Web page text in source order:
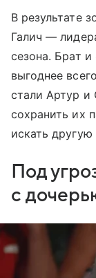
В результате
Галич —
сезона. Брат и
выгоднее
стали Артур и
сохранить их
искать другую
Под
с